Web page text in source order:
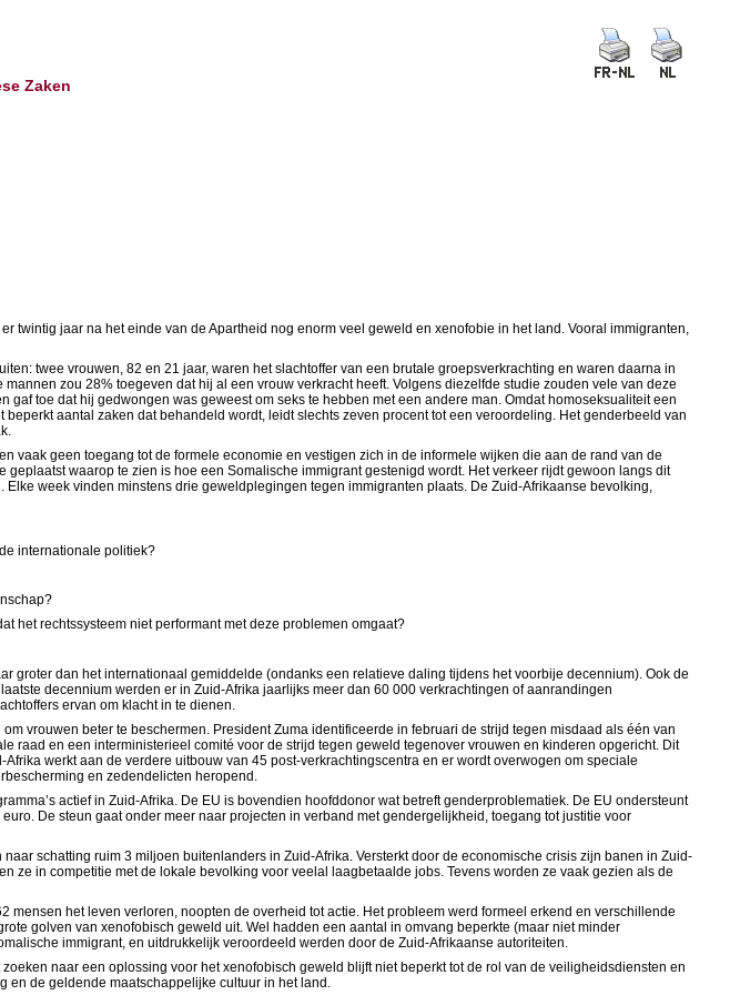
Zaken
twintig jaar na het einde van de Apartheid nog enorm veel geweld en xenofobie in het land. Vooral immigranten,
twee vrouwen, 82 en 21 jaar, waren het slachtoffer van een brutale groepsverkrachting en waren daarna in
zou 28% toegeven dat hij al een vrouw verkracht heeft. Volgens diezelfde studie zouden vele van deze
toe dat hij gedwongen was geweest om seks te hebben met een andere man. Omdat homoseksualiteit een
aantal zaken dat behandeld wordt, leidt slechts zeven procent tot een veroordeling. Het genderbeeld van
geen toegang tot de formele economie en vestigen zich in de informele wijken die aan de rand van de
waarop te zien is hoe een Somalische immigrant gestenigd wordt. Het verkeer rijdt gewoon langs dit
week vinden minstens drie geweldplegingen tegen immigranten plaats. De Zuid-Afrikaanse bevolking,
internationale politiek?
het rechtssysteem niet performant met deze problemen omgaat?
dan het internationaal gemiddelde (ondanks een relatieve daling tijdens het voorbije decennium). Ook de
decennium werden er in Zuid-Afrika jaarlijks meer dan 60 000 verkrachtingen of aanrandingen
ervan om klacht in te dienen.
vrouwen beter te beschermen. President Zuma identificeerde in februari de strijd tegen misdaad als één van
en een interministerieel comité voor de strijd tegen geweld tegenover vrouwen en kinderen opgericht. Dit
werkt aan de verdere uitbouw van 45 post-verkrachtingscentra en er wordt overwogen om speciale
en zedendelicten heropend.
actief in Zuid-Afrika. De EU is bovendien hoofddonor wat betreft genderproblematiek. De EU ondersteunt
De steun gaat onder meer naar projecten in verband met gendergelijkheid, toegang tot justitie voor
schatting ruim 3 miljoen buitenlanders in Zuid-Afrika. Versterkt door de economische crisis zijn banen in Zuid-
ze in competitie met de lokale bevolking voor veelal laagbetaalde jobs. Tevens worden ze vaak gezien als de
het leven verloren, noopten de overheid tot actie. Het probleem werd formeel erkend en verschillende
golven van xenofobisch geweld uit. Wel hadden een aantal in omvang beperkte (maar niet minder
immigrant, en uitdrukkelijk veroordeeld werden door de Zuid-Afrikaanse autoriteiten.
naar een oplossing voor het xenofobisch geweld blijft niet beperkt tot de rol van de veiligheidsdiensten en
en de geldende maatschappelijke cultuur in het land.